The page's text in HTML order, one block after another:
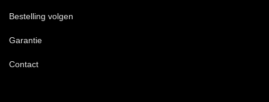
Bestelling volgen
Garantie
Contact